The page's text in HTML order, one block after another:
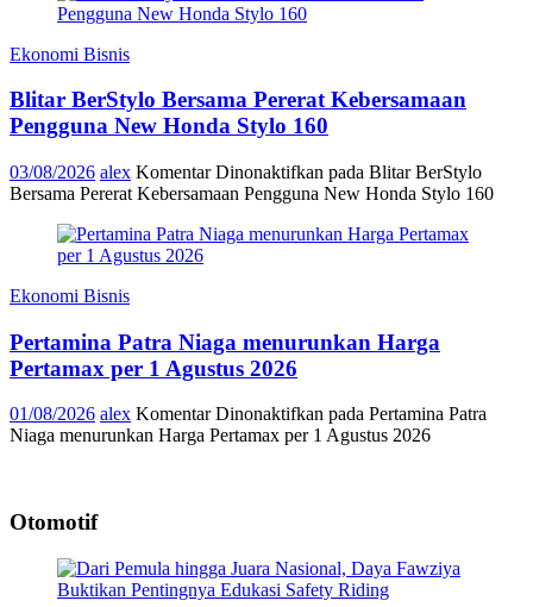
Ekonomi Bisnis
Blitar BerStylo Bersama Pererat Kebersamaan
Pengguna New Honda Stylo 160
03/08/2026 alex Komentar Dinonaktifkan pada Blitar BerStylo
Bersama Pererat Kebersamaan Pengguna New Honda Stylo 160
Ekonomi Bisnis
Pertamina Patra Niaga menurunkan Harga
Pertamax per 1 Agustus 2026
01/08/2026 alex Komentar Dinonaktifkan pada Pertamina Patra
Niaga menurunkan Harga Pertamax per 1 Agustus 2026
Otomotif